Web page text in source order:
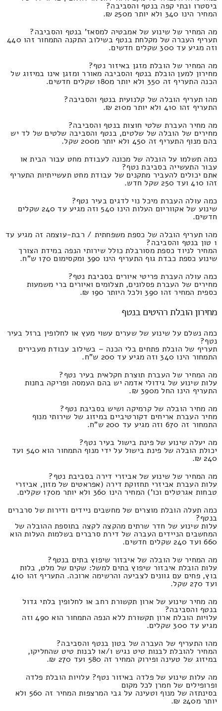
ביסטרו ובתי קפה בנטף והסביבה?
המחיר הינו 340 ולא יותר מ250 ₪.
מה המחיר של שינוע של אמבטיה למסאז' בנטף והסביבה?
תעריף העברה של מקלחת בנטף בשילוב התקנה התמחור זהו 440
וזה מגיע עד 300 שקלים חדשים.
מה המחיר של הובלת מזגן באיזור נטף?
מחירון למען הובלת בנטף והסביבה מאורר ומזגן אינו במיזוג של
הכנה התעריף זה 350 ולא יותר מ180 שקלים חדשים.
מהו תעריף הובלה של קלנועית בנטף והסביבה?
התעריף זהו 410 ולא יותר מ210 ₪.
מה מחיר העברת שלטי חוצות בנטף והסביבה?
מחירים של הובלה של שלטים, בנטף והסביבה שלטים של לד יש
בהם מנוף התעריף זה 450 ולא יותר מ200 שקל.
כמה תשלמו על הובלה של מכונה לעבודת מחט עבור הבית או
עבור התעשייה בסביבת נטף?
אתם יכולים להעביר מתקנים של עבודת מחט תעשייתיות התעריף
זהו 410 ועד 250 שקל חדש.
כמה עולה העברת מיכל נוי לדגים בעיר נטף?
שינוע של אקווריום העלות הינו 540 וזה מגיע עד 240 שקלים
חדשים.
מהו תעריף הובלה של כספת משפחתית / רבת-עוצמה זה מגיע עד
1 טון בנטף והסביבה?
המחיר לניוד כספת מסורבלת כולל שירותי הנפה במידת הצורך
שינוע כספת כבדת גוף התעריף הינו 390 ומקסימום 170 ש"ח.
כמה עולה העברת פריטי איורים בסביבת נטף?
מחירים של העברת פסלונים, תצלומים ואיורים ברי משמעות
כספית המחיר זהו 390 ולכל היותר 190 ₪.
מחירון הובלת רהיטים בנטף
כמה נשלם על שינוע של שערים עשוי מעץ או לחלופין ברזל בעיר
נטף?
תעריף של הובלת פתחים בלי הכנה – בשילוב עבודת מעבירים
התמחור הינו 340 וזה מגיע עד 200 ש"ח.
מה המחיר של העברת תוצרת חקלאית בעיר נטף?
עלות שינוע של גידולי אדמה יש בהם העמסה ופריקה בחנות
התעריף הינו החל מ390 ₪.
מה מחיר הובלה של קרמיקה ושיש בסביבת נטף?
מחיר העברת אריחים דקורטיביים במיזוג של שירותי מנוף
התמחור זה 670 וזה מגיע עד 200 ש"ח.
מה יעלה שינוע של פינת בישול בעיר נטף?
יכולת הובלה של פינת בישול על ידי מנוף התמחור הוא 540 ועד
240 ₪.
מה המחיר של שינוע של אביזרי דירה בסביבת נטף?
עלות העברת אביזרי תחזוקת דירה (אפראטים של מזון, אביזרי
טבחות אגרטלים וכו') המחיר הינו 360 ולא יותר מ170 שקלים.
כמה תעלה הובלת מוצרים של מחשבים ניידים ודירות של סרברים
בנטף?
עלות שינוע של חדר שרתים מהקצה לקצה בתוספת ההובלה של
המחשבים הניידים העברה של דירת סרברים בשלמות העלות הוא
660 ועד 240 שקלים חדשים.
מה המחיר של הובלה של איבזור שיפוץ בתים בנטף?
עלות הובלת איבזור שיפוץ בתים למשל: שקים של מלט, בלות
בוץ, פחים עם גוונים לצביעה והרשימה ארוכה. התעריף זהו 410
ועד 270 שקל.
מה מחיר שינוע של ארון תקשורת רחב או לחלופין בלתי גדול
בנטף והסביבה?
עלויות הובלת ארון תקשורת ללא הנפה התמחור הוא 490 וזה
מגיע עד 300 שקלים.
מהו התעריף של העברה של בטון בנטף והסביבה?
המחיר להובלת לבנות טיט נגיש ו/או לבנות טיט שהחליקו,
במיזוג של טעינה ופירוק המחיר זה 580 ועד 270 ₪.
מה עלות שינוע של פלדה באיזור נטף? עלויות הובלת פלדה
ופרופילים של חמרן לכל מקום
בסינתזה של מנוף וטעינה על גבי המרצפות המחיר זה 560 ולא
יותר מ240 ₪.